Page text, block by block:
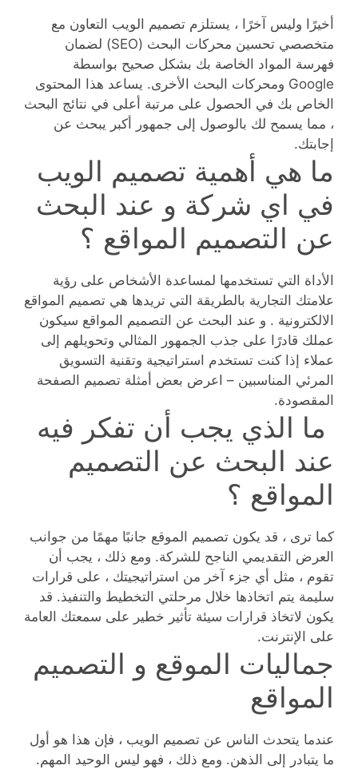
أخيرًا وليس آخرًا ، يستلزم تصميم الويب التعاون مع
متخصصي تحسين محركات البحث (SEO) لضمان
فهرسة المواد الخاصة بك بشكل صحيح بواسطة
Google ومحركات البحث الأخرى. يساعد هذا المحتوى
الخاص بك في الحصول على مرتبة أعلى في نتائج البحث
، مما يسمح لك بالوصول إلى جمهور أكبر يبحث عن
إجابتك.
ما هي أهمية تصميم الويب
في اي شركة و عند البحث
عن التصميم المواقع ؟
الأداة التي تستخدمها لمساعدة الأشخاص على رؤية
علامتك التجارية بالطريقة التي تريدها هي تصميم المواقع
الالكترونية . و عند البحث عن التصميم المواقع سيكون
عملك قادرًا على جذب الجمهور المثالي وتحويلهم إلى
عملاء إذا كنت تستخدم استراتيجية وتقنية التسويق
المرئي المناسبين – اعرض بعض أمثلة تصميم الصفحة
المقصودة.
ما الذي يجب أن تفكر فيه
عند البحث عن التصميم
المواقع ؟
كما ترى ، قد يكون تصميم الموقع جانبًا مهمًا من جوانب
العرض التقديمي الناجح للشركة. ومع ذلك ، يجب أن
تقوم ، مثل أي جزء آخر من استراتيجيتك ، على قرارات
سليمة يتم اتخاذها خلال مرحلتي التخطيط والتنفيذ. قد
يكون لاتخاذ قرارات سيئة تأثير خطير على سمعتك العامة
على الإنترنت.
جماليات الموقع و التصميم
المواقع
عندما يتحدث الناس عن تصميم الويب ، فإن هذا هو أول
ما يتبادر إلى الذهن. ومع ذلك ، فهو ليس الوحيد المهم.